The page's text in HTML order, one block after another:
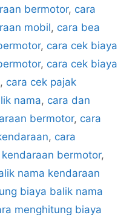
bermotor, cara
mobil, cara bea
, cara cek biaya
, cara cek biaya
, cara cek pajak
nama, cara dan
bermotor, cara
, cara
bermotor,
nama kendaraan
biaya balik nama
menghitung biaya